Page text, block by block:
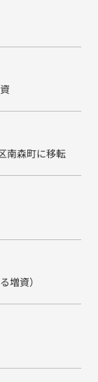
南森町に移転
増資）